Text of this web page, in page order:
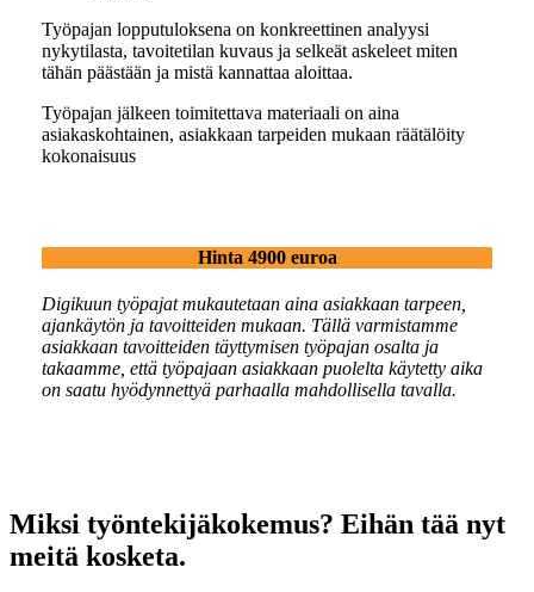
Työpajan lopputuloksena on konkreettinen analyysi
nykytilasta, tavoitetilan kuvaus ja selkeät askeleet miten
tähän päästään ja mistä kannattaa aloittaa.
Työpajan jälkeen toimitettava materiaali on aina
asiakaskohtainen, asiakkaan tarpeiden mukaan räätälöity
kokonaisuus
Hinta 4900 euroa
Digikuun työpajat mukautetaan aina asiakkaan tarpeen,
ajankäytön ja tavoitteiden mukaan. Tällä varmistamme
asiakkaan tavoitteiden täyttymisen työpajan osalta ja
takaamme, että työpajaan asiakkaan puolelta käytetty aika
on saatu hyödynnettyä parhaalla mahdollisella tavalla.
Miksi työntekijäkokemus? Eihän tää nyt
meitä kosketa.